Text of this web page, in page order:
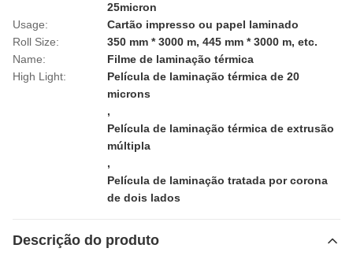
25micron
Usage:
Cartão impresso ou papel laminado
Roll Size:
350 mm * 3000 m, 445 mm * 3000 m, etc.
Name:
Filme de laminação térmica
High Light:
Película de laminação térmica de 20
microns
,
Película de laminação térmica de extrusão
múltipla
,
Película de laminação tratada por corona
de dois lados
Descrição do produto